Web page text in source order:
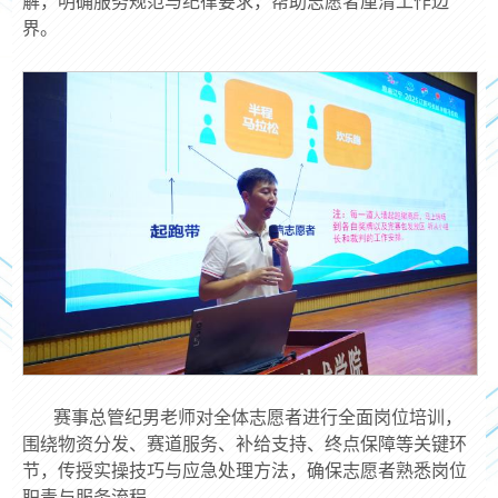
界。
赛事总管纪男老师对全体志愿者进行全面岗位培训，
围绕物资分发、赛道服务、补给支持、终点保障等关键环
节，传授实操技巧与应急处理方法，确保志愿者熟悉岗位